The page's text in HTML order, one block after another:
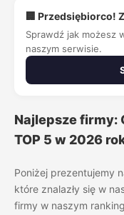
🏢
Sprawdź jak możesz
naszym serwisie.
Najlepsze firmy:
TOP 5 w 2026
Poniżej prezentujemy
które znalazły się w
firmy w naszym